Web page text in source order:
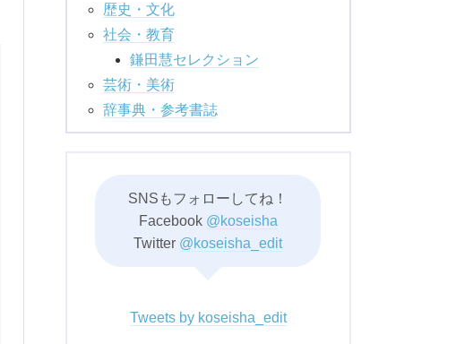
歴史・文化
社会・教育
鎌田慧セレクション
芸術・美術
辞事典・参考書誌
SNSもフォローしてね！
Facebook @koseisha
Twitter @koseisha_edit
Tweets by koseisha_edit